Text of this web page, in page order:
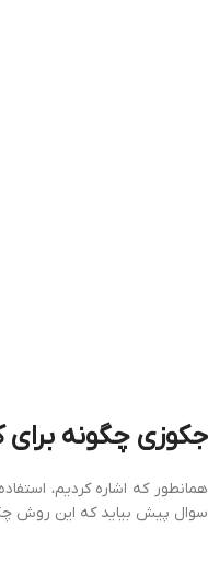
جکوزی چگونه برای
همانطور که اشاره کردیم،
سوال پیش بیاید که این روش